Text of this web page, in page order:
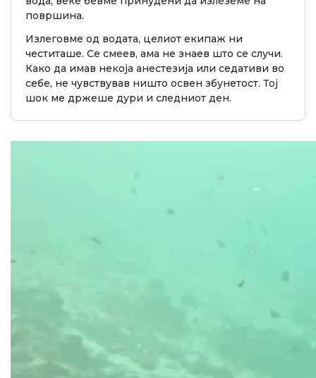
површина.
Излеговме од водата, целиот екипаж ни
честиташе. Се смеев, ама не знаев што се случи.
Како да имав некоја анестезија или седативи во
себе, не чувствував ништо освен збунетост. Тој
шок ме држеше дури и следниот ден.